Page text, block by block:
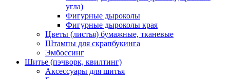
угла)
Фигурные дыроколы
Фигурные дыроколы края
Цветы (листья) бумажные, тканевые
Штампы для скрапбукинга
Эмбоссинг
Шитье (пэчворк, квилтинг)
Аксессуары для шитья